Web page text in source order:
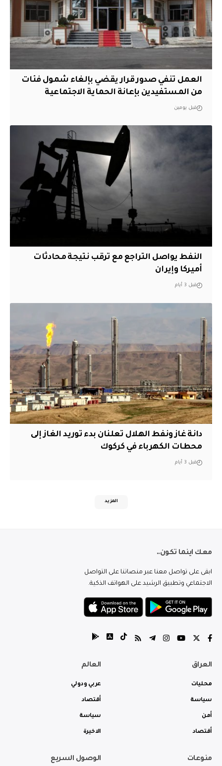
العمل تنفي صدور قرار يقضي بإلغاء شمول فئات
من المستفيدين بإعانة الحماية الاجتماعية
قبل يومين
النفط يواصل التراجع مع ترقب نتيجة محادثات
أميركا وإيران
قبل 3 أيام
دانة غاز ونفط الهلال تعلنان بدء توريد الغاز إلى
محطات الكهرباء في كركوك
قبل 3 أيام
المزيد
معك اينما تكون..
ابقى على تواصل معنا عبر منصاتنا على التواصل
الاجتماعي وتطبيق الرشيد على الهواتف الذكية.
العراق
محليات
سياسة
أمن
أقتصاد
العالم
عربي ودولي
أقتصاد
سياسة
الاخيرة
منوعات الوصول السريع